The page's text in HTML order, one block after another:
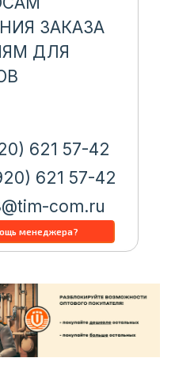
ЗАКАЗА
ДЛЯ
621 57-42
621 57-42
com.ru